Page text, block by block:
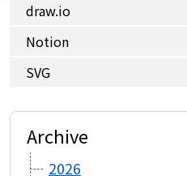
draw.io
Notion
SVG
Archive
2026